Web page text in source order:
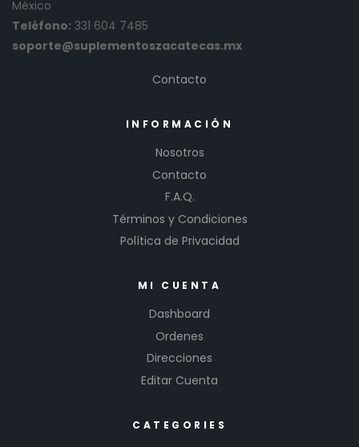
México
Teléfono: 331 604 7485
soporte@suplementoszacatecas.mx
Contacto
INFORMACIÓN
Nosotros
Contacto
F.A.Q.
Términos y Condiciones
Política de Privacidad
MI CUENTA
Dashboard
Ordenes
Direcciones
Editar Cuenta
CATEGORIES